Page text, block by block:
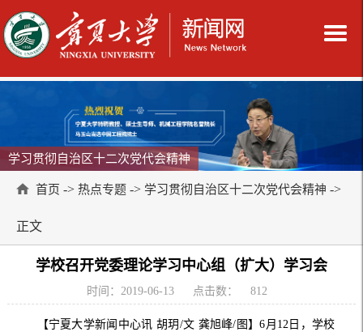
学习贯彻自治区十二次党代会精神
首页 -> 热点专题 -> 学习贯彻自治区十二次党代会精神 ->
正文
学校召开党委理论学习中心组（扩大）学习会
时间：2019-06-13 点击数： 812
【宁夏大学新闻中心讯 胡玥/文 龚旭峰/图】6月12日，学校